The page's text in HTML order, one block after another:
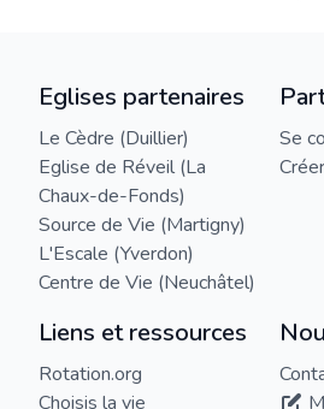
Eglises partenaires
Le Cèdre (Duillier)
Eglise de Réveil (La
Chaux-de-Fonds)
Source de Vie (Martigny)
L'Escale (Yverdon)
Centre de Vie (Neuchâtel)
Se
Liens et ressources
Rotation.org
Choisis la vie